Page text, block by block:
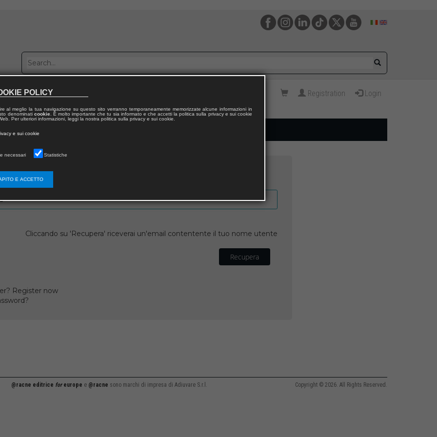
with us Registration Login
email che hai fornito in fase di registrazione
Cliccando su 'Recupera' riceverai un'email contentente il tuo nome utente
Recupera
Register now
@racne editrice foreurope e @racne sono marchi di impresa di Adiuvare S.r.l. Copyright © 2026. All Rights Reserved.
POLICY
al meglio la tua navigazione su questo sito verranno temporaneamente memorizzate alcune informazioni in
denominati cookie. È molto importante che tu sia informato e che accetti la politica sulla privacy e sui cookie
Per ulteriori informazioni, leggi la nostra politica sulla privacy e sui cookie.
e sui cookie
necessari Statistiche
E ACCETTO